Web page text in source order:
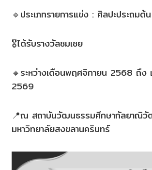
🔹ประเภทรายการแข่ง : ศิลปะประถมต้น
🎖️ได้รับรางวัลชมเชย
🔸ระหว่างเดือนพฤศจิกายน 2568 ถึง
2569
📍ณ สถาบันวัฒนธรรมศึกษากัลยาณิวั
มหาวิทยาลัยสงขลานครินทร์